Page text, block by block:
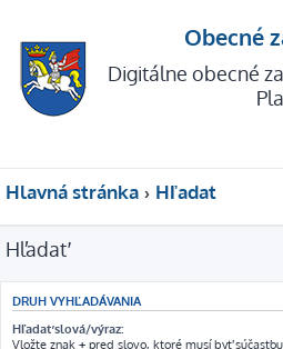
Obecné
Digitálne obecné
Hlavná stránka Hľadať
Hľadať
DRUH VYHĽADÁVANIA
Hľadať slová/výraz:
Vložte znak + pred slovo, ktoré musí byť